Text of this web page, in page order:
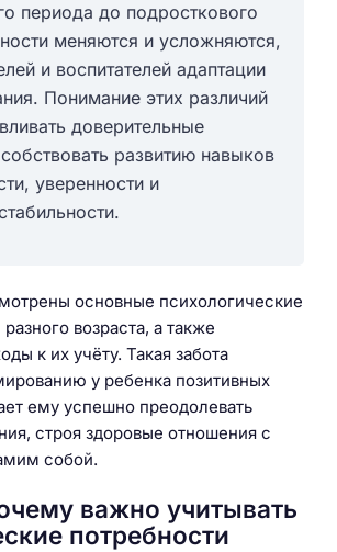
периода до подросткового
меняются и усложняются,
и воспитателей адаптации
Понимание этих различий
доверительные
развитию навыков
уверенности и
основные психологические
возраста, а также
к их учёту. Такая забота
у ребенка позитивных
ему успешно преодолевать
строя здоровые отношения с
собой.
важно учитывать
потребности